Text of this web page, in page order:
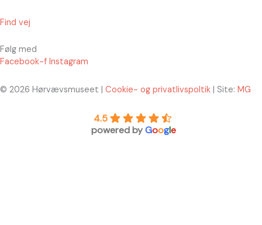
Find vej
Følg med
Facebook-f Instagram
© 2026 Hørvævsmuseet | Cookie- og privatlivspoltik | Site: MG
4.5
powered byGoogle